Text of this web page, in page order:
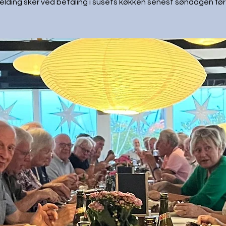
sker ved betaling i susets køkken senest søndagen før